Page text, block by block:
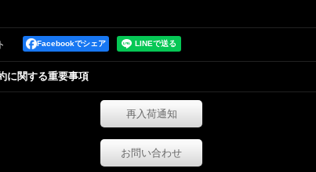
Facebookでシェア
に関する重要事項
再入荷通知
お問い合わせ